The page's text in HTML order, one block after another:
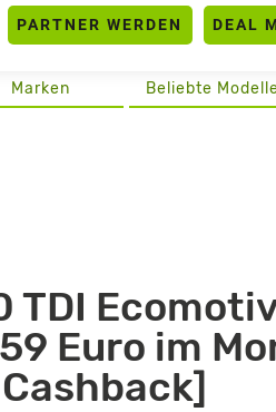
PARTNER WERDEN DEAL
Beliebte
Marken
Euro im